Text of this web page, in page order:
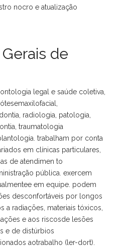
nocro e atualização
de
legal e saúde coletiva,
radiologia, patologia,
traumatologia
trabalham por conta
em clínicas particulares,
de atendimen to
pública. exercem
em equipe. podem
desconfortáveis por longos
a radiações, materiais tóxicos,
e aos riscosde lesões
e de distúrbios
aotrabalho (ler-dort).